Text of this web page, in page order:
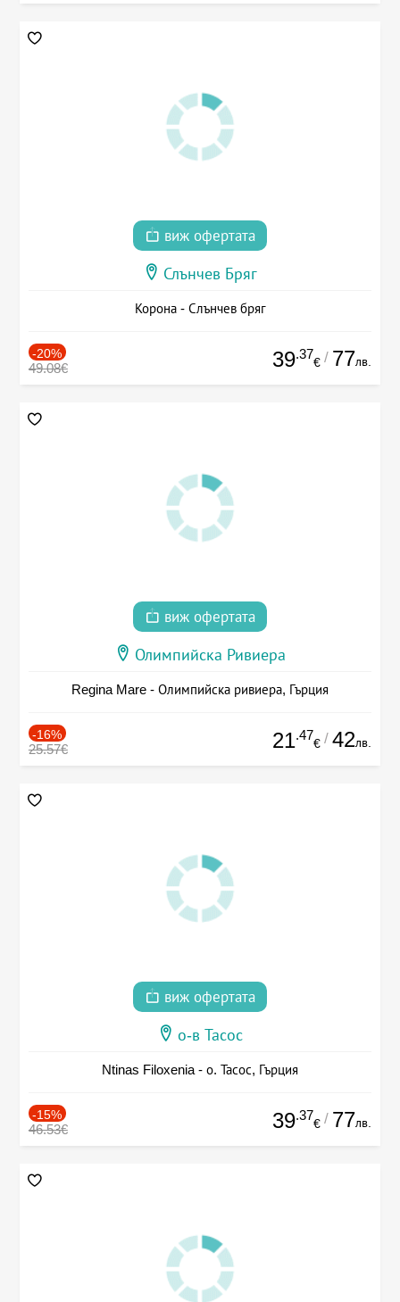
виж офертата
Слънчев Бряг
Корона - Слънчев бряг
-20%
49.08€ 39.37
€ / 77лв.
виж офертата
Олимпийска Ривиера
Regina Mare - Олимпийска ривиера, Гърция
-16%
25.57€ 21.47
€ / 42лв.
виж офертата
о-в Тасос
Ntinas Filoxenia - о. Тасос, Гърция
-15%
46.53€ 39.37
€ / 77лв.